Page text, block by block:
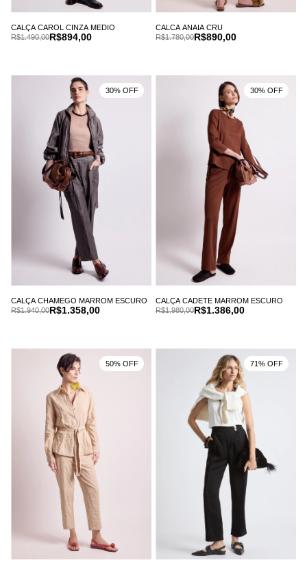
CALÇA CAROL CINZA MEDIO
R$894,00
R$1.490,00
CALCA ANAIA CRU
R$890,00
R$1.780,00
CALÇA CHAMEGO MARROM ESCURO
R$1.358,00
R$1.940,00
30% OFF
CALÇA CADETE MARROM ESCURO
R$1.386,00
R$1.980,00
30% OFF
50% OFF 71% OFF